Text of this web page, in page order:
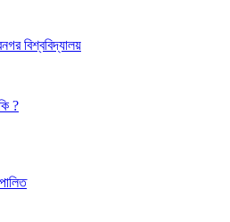
বিশ্ববিদ্যালয়
?